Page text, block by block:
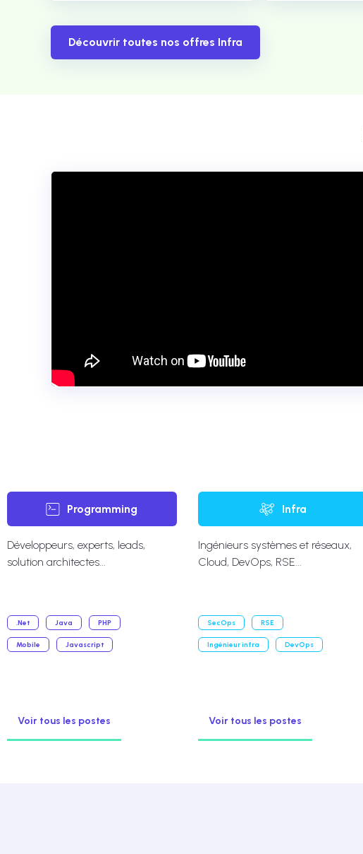
Découvrir toutes nos offres Infra
Programming
Développeurs, experts, leads,
solution architectes...
.Net Java PHP
Mobile Javascript
Voir tous les postes
Infra
Ingénieurs systèmes et réseaux,
Cloud, DevOps, RSE...
SecOps RSE
Ingénieur infra DevOps
Voir tous les postes